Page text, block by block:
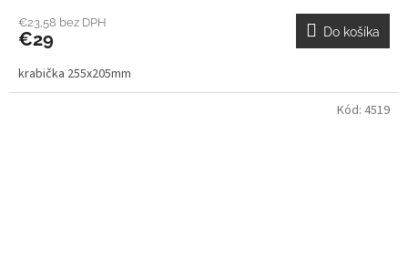
€23,58 bez DPH
€29 Do košíka
krabička 255x205mm
Kód: 4519